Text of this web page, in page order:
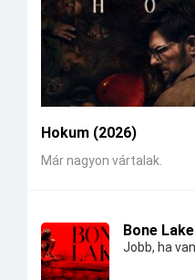
Hokum (2026)
Már nagyon vártalak.
Bone
Jobb, ha